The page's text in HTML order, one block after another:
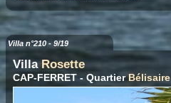
Villa n°210 - 9/19
VillaRosette
CAP-FERRET - QuartierBélisaire